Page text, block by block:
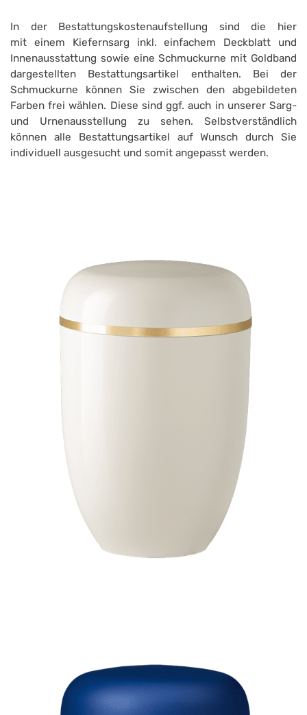
In der Bestattungskostenaufstellung sind die hier
mit einem Kiefernsarg inkl. einfachem Deckblatt und
Innenausstattung sowie eine Schmuckurne mit Goldband
dargestellten Bestattungsartikel enthalten. Bei der
Schmuckurne können Sie zwischen den abgebildeten
Farben frei wählen. Diese sind ggf. auch in unserer Sarg-
und Urnenausstellung zu sehen. Selbstverständlich
können alle Bestattungsartikel auf Wunsch durch Sie
individuell ausgesucht und somit angepasst werden.